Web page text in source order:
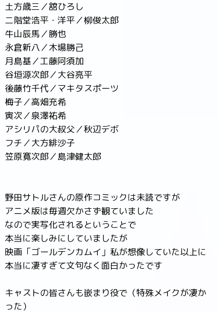
土方歳三／舘ひろし
二階堂浩平・洋平／柳俊太郎
牛山辰馬／勝也
永倉新八／木場勝己
月島基／工藤阿須加
谷垣源次郎／大谷亮平
後藤竹千代／マキタスポーツ
梅子／高畑充希
寅次／泉澤祐希
アシリパの大叔父／秋辺デボ
フチ／大方緋沙子
笠原寛次郎／島津健太郎
野田サトルさんの原作コミックは未読ですが
アニメ版は毎週欠かさず観ていました
なので実写化されるということで
本当に楽しみにしていましたが
映画「ゴールデンカムイ」私が想像していた以上に
本当に凄すぎて文句なく面白かったです
キャストの皆さんも嵌まり役で（特殊メイクが凄か
った）